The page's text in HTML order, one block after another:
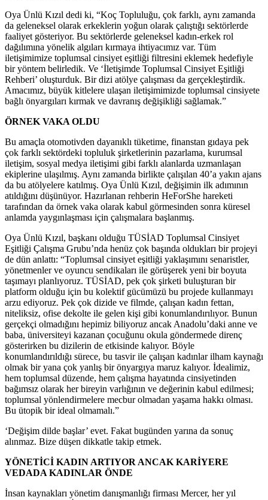
Oya Ünlü Kızıl dedi ki, “Koç Topluluğu, çok farklı, aynı zamanda
da geleneksel olarak erkeklerin yoğun olarak çalıştığı sektörlerde
faaliyet gösteriyor. Bu sektörlerde geleneksel kadın-erkek rol
dağılımına yönelik algıları kırmaya ihtiyacımız var. Tüm
iletişimimize toplumsal cinsiyet eşitliği filtresini eklemek hedefiyle
bir yöntem belirledik. Ve ‘İletişimde Toplumsal Cinsiyet Eşitliği
Rehberi’ oluşturduk. Bir dizi atölye çalışması da gerçekleştirdik.
Amacımız, büyük kitlelere ulaşan iletişimimizde toplumsal cinsiyete
bağlı önyargıları kırmak ve davranış değişikliği sağlamak.”
ÖRNEK VAKA OLDU
Bu amaçla otomotivden dayanıklı tüketime, finanstan gıdaya pek
çok farklı sektördeki topluluk şirketlerinin pazarlama, kurumsal
iletişim, sosyal medya iletişimi gibi farklı alanlarda uzmanlaşan
ekiplerine ulaşılmış. Aynı zamanda birlikte çalışılan 40’a yakın ajans
da bu atölyelere katılmış. Oya Ünlü Kızıl, değişimin ilk adımının
atıldığını düşünüyor. Hazırlanan rehberin HeForShe hareketi
tarafından da örnek vaka olarak kabul görmesinden sonra küresel
anlamda yaygınlaşması için çalışmalara başlanmış.
Oya Ünlü Kızıl, başkanı olduğu TÜSİAD Toplumsal Cinsiyet
Eşitliği Çalışma Grubu’nda henüz çok başında oldukları bir projeyi
de dün anlattı: “Toplumsal cinsiyet eşitliği yaklaşımını senaristler,
yönetmenler ve oyuncu sendikaları ile görüşerek yeni bir boyuta
taşımayı planlıyoruz. TÜSİAD, pek çok şirketi buluşturan bir
platform olduğu için bu kolektif gücümüzü bu projede kullanmayı
arzu ediyoruz. Pek çok dizide ve filmde, çalışan kadın fettan,
niteliksiz, ofise dekolte ile gelen kişi gibi konumlandırılıyor. Bunun
gerçekçi olmadığını hepimiz biliyoruz ancak Anadolu’daki anne ve
baba, üniversiteyi kazanan çocuğunu okula göndermede direnç
gösterirken bu dizilerin de etkisinde kalıyor. Böyle
konumlandırıldığı sürece, bu tasvir ile çalışan kadınlar ilham kaynağı
olmak bir yana çok yanlış bir önyargıya maruz kalıyor. İdealimiz,
hem toplumsal düzende, hem çalışma hayatında cinsiyetinden
bağımsız olarak her bireyin varlığının ve değerinin kabul edilmesi;
toplumsal yönlendirmelere mecbur olmadan yaşama hakkı olması.
Bu ütopik bir ideal olmamalı.”
‘Değişim dilde başlar’ evet. Fakat bugünden yarına da sonuç
alınmaz. Bize düşen dikkatle takip etmek.
YÖNETİCİ KADIN ARTIYOR ANCAK KARİYERE
VEDADA KADINLAR ÖNDE
İnsan kaynakları yönetim danışmanlığı firması Mercer, her yıl